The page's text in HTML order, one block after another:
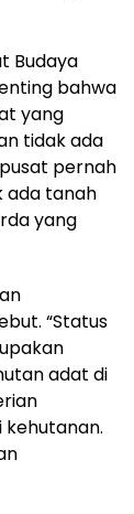
Budaya
bahwa
yang
tidak ada
pernah
ada tanah
yang
“Status
adat di
kehutanan.